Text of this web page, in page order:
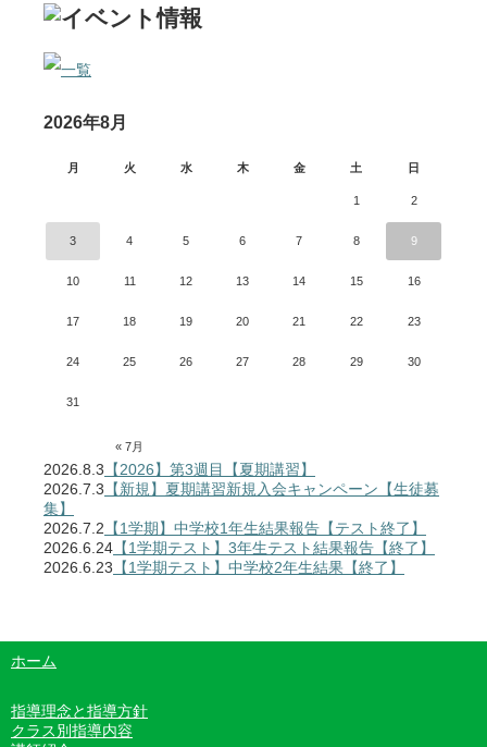
2026年8月
月 火 水 木 金 土 日
« 7月
1 2
3 4 5 6 7 8 9
10 11 12 13 14 15 16
17 18 19 20 21 22 23
24 25 26 27 28 29 30
31
2026.8.3 【2026】第3週目【夏期講習】
2026.7.3 【新規】夏期講習新規入会キャンペーン【生徒募
集】
2026.7.2 【1学期】中学校1年生結果報告【テスト終了】
2026.6.24 【1学期テスト】3年生テスト結果報告【終了】
2026.6.23 【1学期テスト】中学校2年生結果【終了】
ホーム
指導理念と指導方針
クラス別指導内容